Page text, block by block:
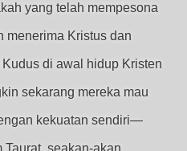
yang telah mempesona
menerima Kristus dan
di awal hidup Kristen
sekarang mereka mau
kekuatan sendiri—
seakan-akan